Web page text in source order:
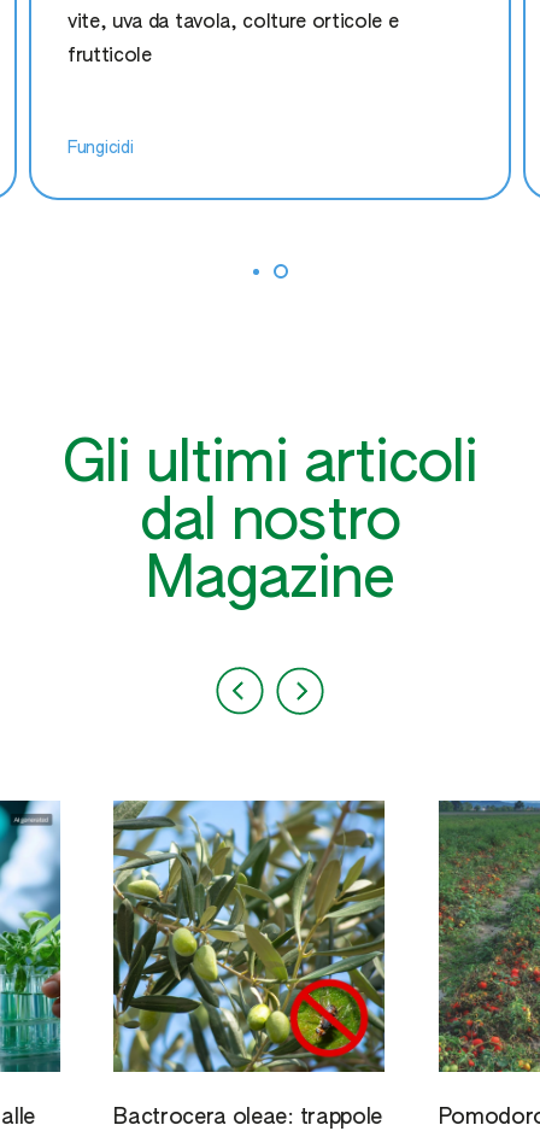
vite, uva da tavola, colture orticole e
frutticole
Fungicidi
Gli ultimi articoli
dal nostro
Magazine
Bactrocera oleae: trappole